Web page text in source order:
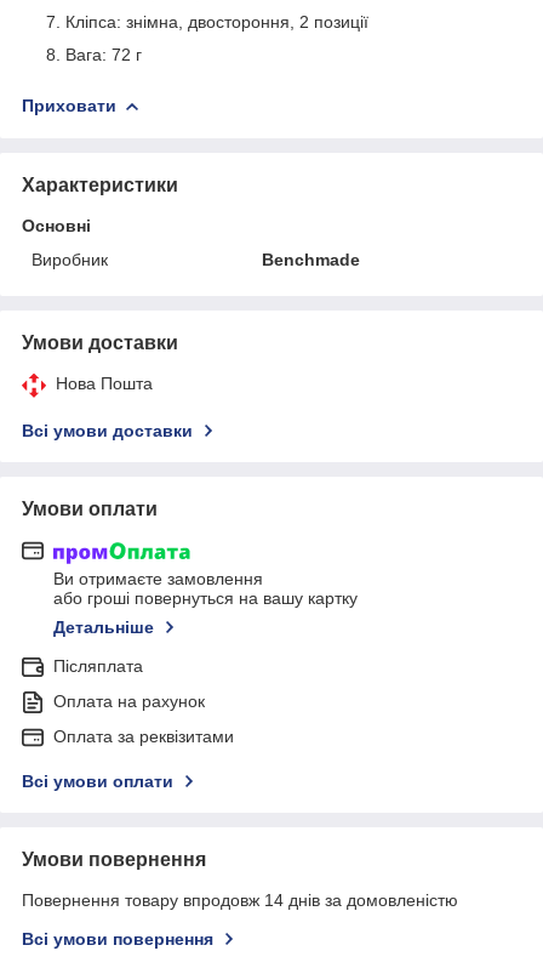
Кліпса: знімна, двостороння, 2 позиції
Вага: 72 г
Приховати
Характеристики
Основні
Виробник
Benchmade
Умови доставки
Нова Пошта
Всі умови доставки
Умови оплати
Ви отримаєте замовлення
або гроші повернуться на вашу картку
Детальніше
Післяплата
Оплата на рахунок
Оплата за реквізитами
Всі умови оплати
Умови повернення
Повернення товару впродовж 14 днів за домовленістю
Всі умови повернення